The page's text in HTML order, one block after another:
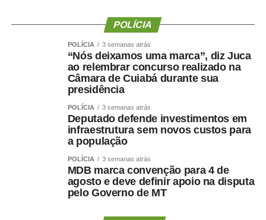
COMENTE ABAIXO:
WhatsApp
Facebook
TwitterMessenger
LinkedIn
POLÍCIA
POLÍCIA 3 semanas atrás
“Nós deixamos uma marca”, diz Juca
ao relembrar concurso realizado na
Câmara de Cuiabá durante sua
presidência
POLÍCIA 3 semanas atrás
Deputado defende investimentos em
infraestrutura sem novos custos para
a população
POLÍCIA 3 semanas atrás
MDB marca convenção para 4 de
agosto e deve definir apoio na disputa
pelo Governo de MT